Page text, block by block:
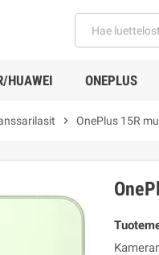
HUAWEI ONEPLUS
chevron_right OnePlus 15R